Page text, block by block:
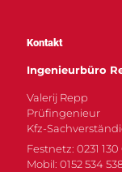
Kontakt
Ingenieurbüro
Valerij Repp
Prüfingenieur
Kfz-
Festnetz: 0231
Mobil: 0152 534